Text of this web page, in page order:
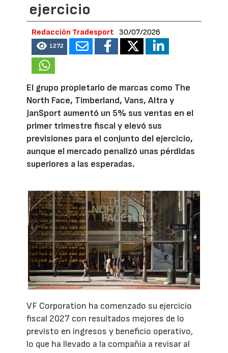
ejercicio
Redacción Tradesport 30/07/2026
1272
El grupo propietario de marcas como The
North Face, Timberland, Vans, Altra y
JanSport aumentó un 5% sus ventas en el
primer trimestre fiscal y elevó sus
previsiones para el conjunto del ejercicio,
aunque el mercado penalizó unas pérdidas
superiores a las esperadas.
VF Corporation ha comenzado su ejercicio
fiscal 2027 con resultados mejores de lo
previsto en ingresos y beneficio operativo,
lo que ha llevado a la compañía a revisar al